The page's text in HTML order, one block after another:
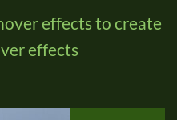
effects to create
effects